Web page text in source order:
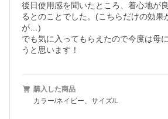
後日使用感を聞いたところ、着心地が
るとのことでした。(こちらだけの効果
が…)
でも気に入ってもらえたので今度は母
うと思います！
購入した商品
カラー/ネイビー、サイズ/L